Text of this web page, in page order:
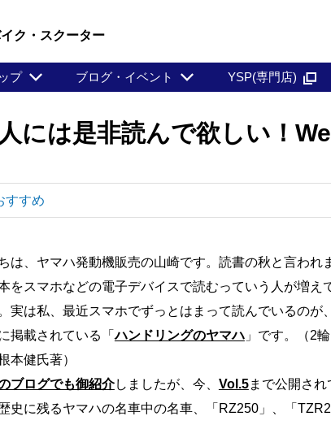
ク・スクーター
プ ブログ・イベント YSP(専門店)
には是非読んで欲しい！
すすめ
は、ヤマハ発動機販売の山崎です。読書の秋と言われ
をスマホなどの電子デバイスで読むっていう人が増え
実は私、最近スマホでずっとはまって読んでいるのが
掲載されている「ハンドリングのヤマハ」です。（2
本健氏著）
ブログでも御紹介しましたが、今、 Vol.5まで公開され
史に残るヤマハの名車中の名車、「RZ250」、「